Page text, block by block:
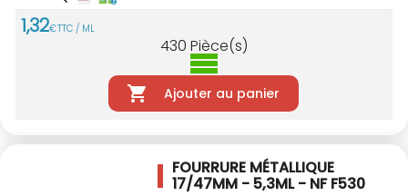
1,32€TTC / ML
430 Pièce(s)
Ajouter au panier
FOURRURE MÉTALLIQUE
17/47MM - 5,3ML - NFF530